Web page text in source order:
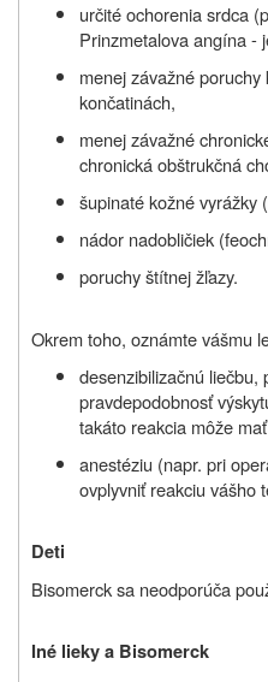
určité ochorenia srdca
Prinzmetalova angína -
menej závažné
končatinách,
menej závažné
chronická obštrukčná
šupinaté kožné vyrážky
nádor nadobličiek
poruchy štítnej žľazy.
Okrem toho, oznámte vášmu
desenzibilizačnú liečbu,
pravdepodobnosť
takáto reakcia môže
anestéziu (napr. pri
ovplyvniť reakciu vášho
Deti
Bisomerck sa neodporúča
Iné lieky a Bisomerck